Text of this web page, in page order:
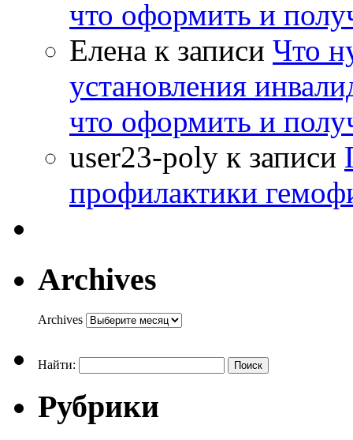
что оформить и
Елена к записи Что
установления
что оформить и
user23-poly к записи
профилактики
Archives
Archives
Найти:
Рубрики